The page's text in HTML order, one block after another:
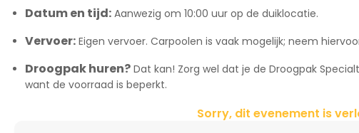
Datum en tijd: Aanwezig om 10:00 uur op de duiklocatie.
Vervoer: Eigen vervoer. Carpoolen is vaak mogelijk; neem
Droogpak huren? Dat kan! Zorg wel dat je de Droogpak
want de voorraad is beperkt.
Sorry, dit evenement is